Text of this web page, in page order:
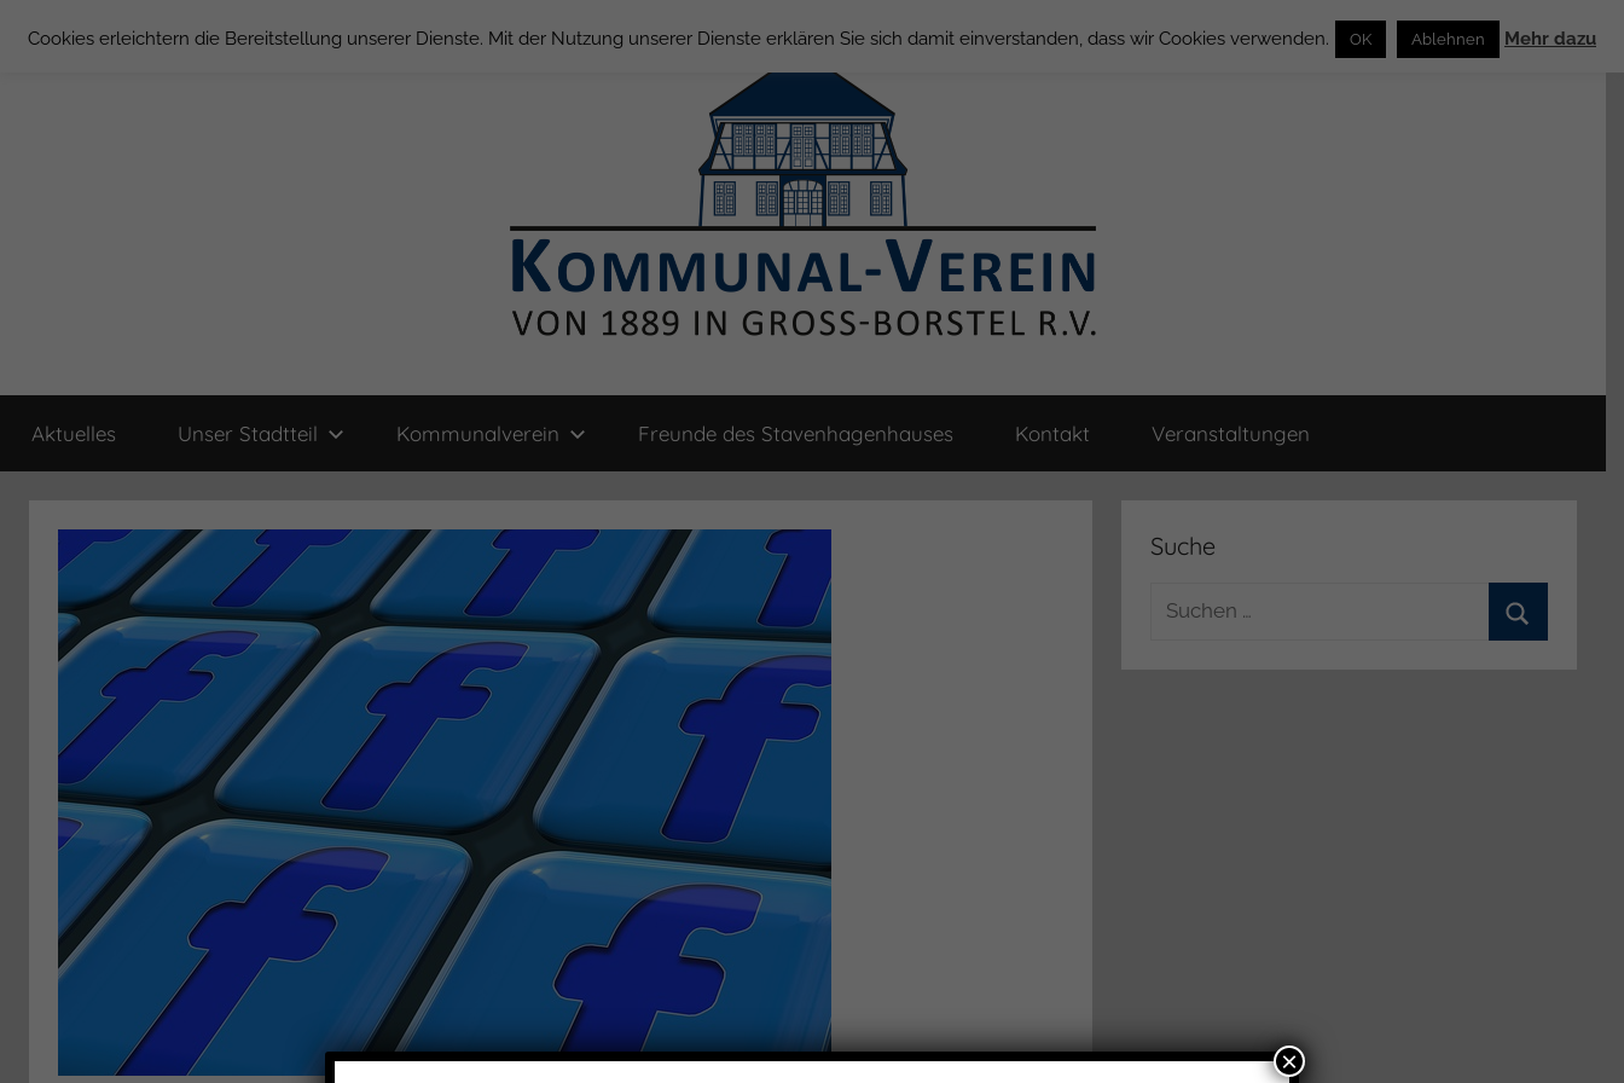
Inhalt
Groß
Borstel
Verein
von
Aktuelles Unser Stadtteil Kommunalverein Freunde des Stavenhagenhauses Kontakt Veranstaltungen
Suche
Suchen
Cookies erleichtern die Bereitstellung unserer Dienste. Mit der Nutzung unserer Dienste erklären Sie sich damit einverstanden, dass wir Cookies verwenden. OK Ablehnen Mehr dazu
×